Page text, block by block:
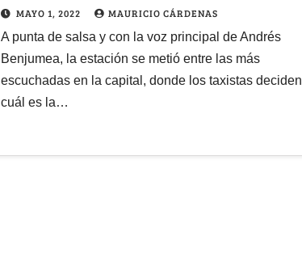
MAYO 1, 2022 MAURICIO CÁRDENAS
A punta de salsa y con la voz principal de Andrés
Benjumea, la estación se metió entre las más
escuchadas en la capital, donde los taxistas deciden
cuál es la…